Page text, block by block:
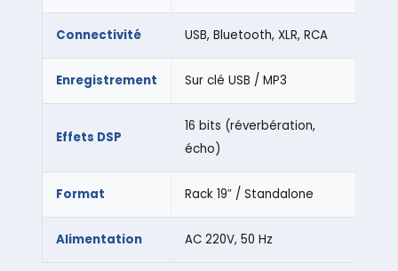
Connectivité USB, Bluetooth, XLR, RCA
Enregistrement Sur clé USB / MP3
Effets DSP
16 bits (réverbération,
écho)
Format Rack 19″ / Standalone
Alimentation AC 220V, 50 Hz